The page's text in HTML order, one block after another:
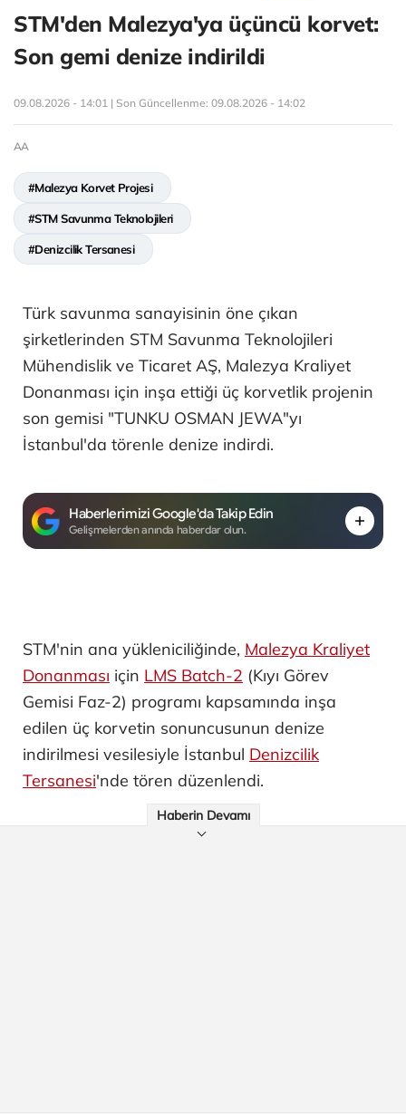
STM'den Malezya'ya üçüncü korvet:
Son gemi denize indirildi
09.08.2026 - 14:01 | Son Güncellenme: 09.08.2026 - 14:02
AA
#Malezya Korvet Projesi
#STM Savunma Teknolojileri
#Denizcilik Tersanesi
Türk savunma sanayisinin öne çıkan
şirketlerinden STM Savunma Teknolojileri
Mühendislik ve Ticaret AŞ, Malezya Kraliyet
Donanması için inşa ettiği üç korvetlik projenin
son gemisi "TUNKU OSMAN JEWA"yı
İstanbul'da törenle denize indirdi.
Haberlerimizi Google'da Takip Edin
Gelişmelerden anında haberdar olun.
STM'nin ana yükleniciliğinde, Malezya Kraliyet
Donanması için LMS Batch-2 (Kıyı Görev
Gemisi Faz-2) programı kapsamında inşa
edilen üç korvetin sonuncusunun denize
indirilmesi vesilesiyle İstanbul Denizcilik
Tersanesi'nde tören düzenlendi.
Haberin Devamı